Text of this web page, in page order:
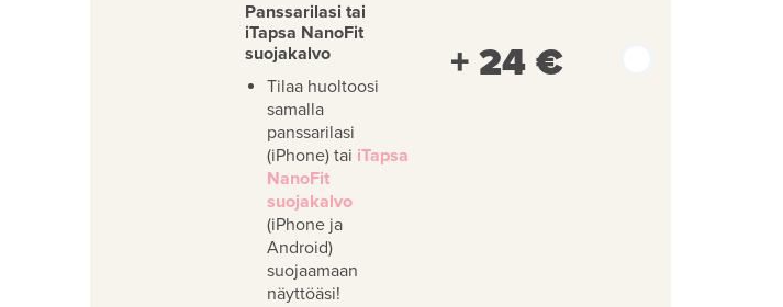
Panssarilasi tai
iTapsa NanoFit
suojakalvo
Tilaa huoltoosi
samalla
panssarilasi
(iPhone) tai iTapsa
NanoFit
suojakalvo
(iPhone ja
Android)
suojaamaan
näyttöäsi!
+ 24 €